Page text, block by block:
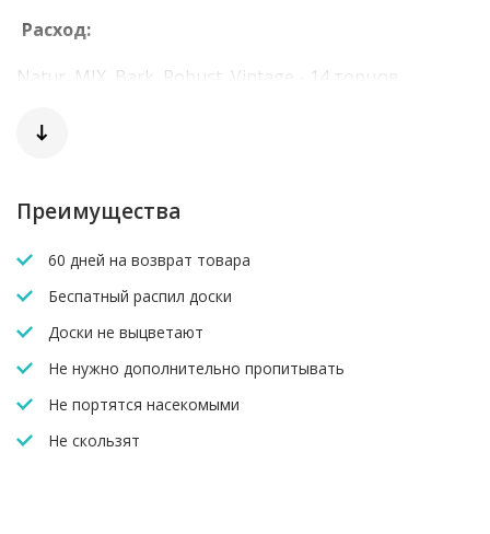
Расход:
Natur, MIX, Bark, Robust, Vintage - 14 торцов.
Grand - 10 торцов.
Преимущества
60 дней на возврат товара
Беспатный распил доски
Доски не выцветают
Не нужно дополнительно пропитывать
Не портятся насекомыми
Не скользят